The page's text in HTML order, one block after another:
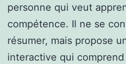
personne qui veut
compétence. Il ne se
résumer, mais propose
interactive qui